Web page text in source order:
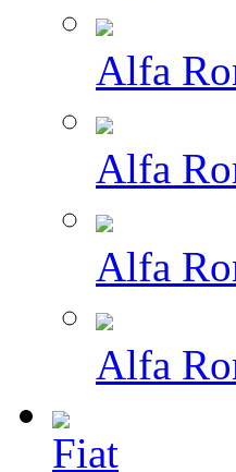
Alfa
Alfa
Alfa
Alfa
Fiat